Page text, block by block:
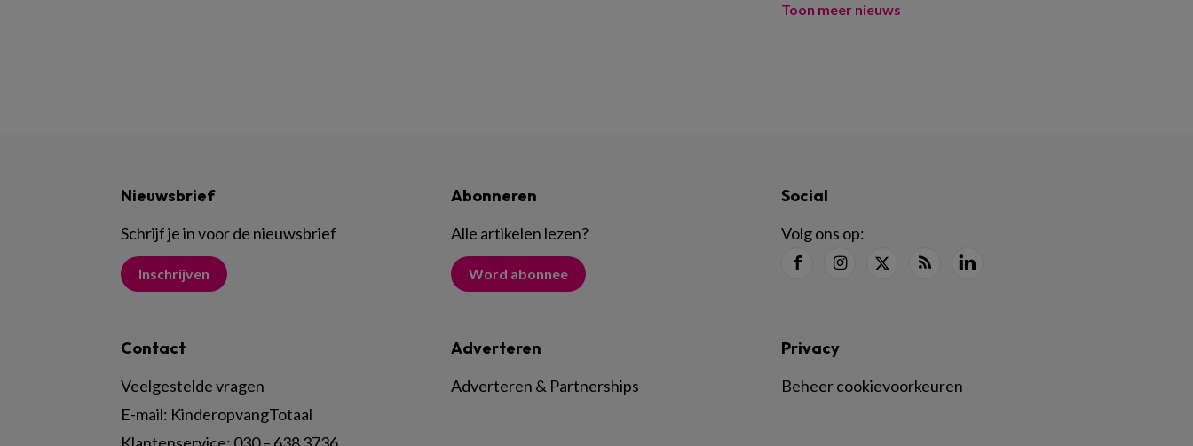
Toon meer nieuws
Nieuwsbrief
Schrijf je in voor de nieuwsbrief
Inschrijven
Abonneren
Alle artikelen lezen?
Word abonnee
Social
Volg ons op:
Contact
Veelgestelde vragen
E-mail: KinderopvangTotaal
Adverteren
Adverteren & Partnerships
Privacy
Beheer cookievoorkeuren